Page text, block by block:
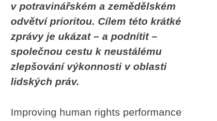
v potravinářském a zemědělském
odvětví prioritou. Cílem této krátké
zprávy je ukázat – a podnítit –
společnou cestu k neustálému
zlepšování výkonnosti v oblasti
lidských práv.
Improving human rights performance